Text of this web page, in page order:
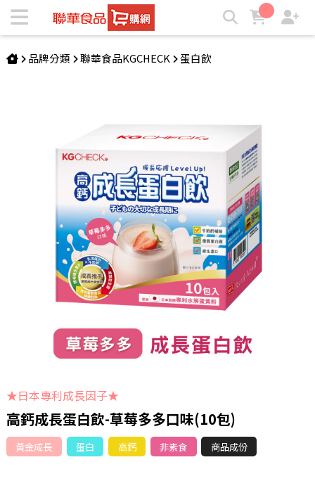
高鈣成長蛋白飲-草莓多多口味(10包) | ★聯華食品e購網★
品牌分類 聯華食品KGCHECK 蛋白飲
★日本專利成長因子★
高鈣成長蛋白飲-草莓多多口味(10包)
黃金成長 蛋白 高鈣 非素食 商品成份